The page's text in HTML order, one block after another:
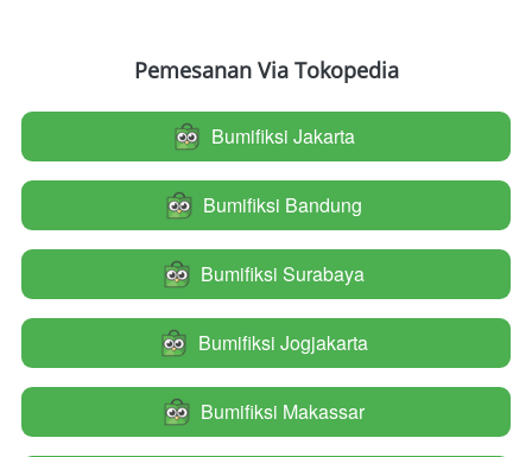
Pemesanan Via Tokopedia
` Bumifiksi Jakarta
` Bumifiksi Bandung
` Bumifiksi Surabaya
` Bumifiksi Jogjakarta
` Bumifiksi Makassar